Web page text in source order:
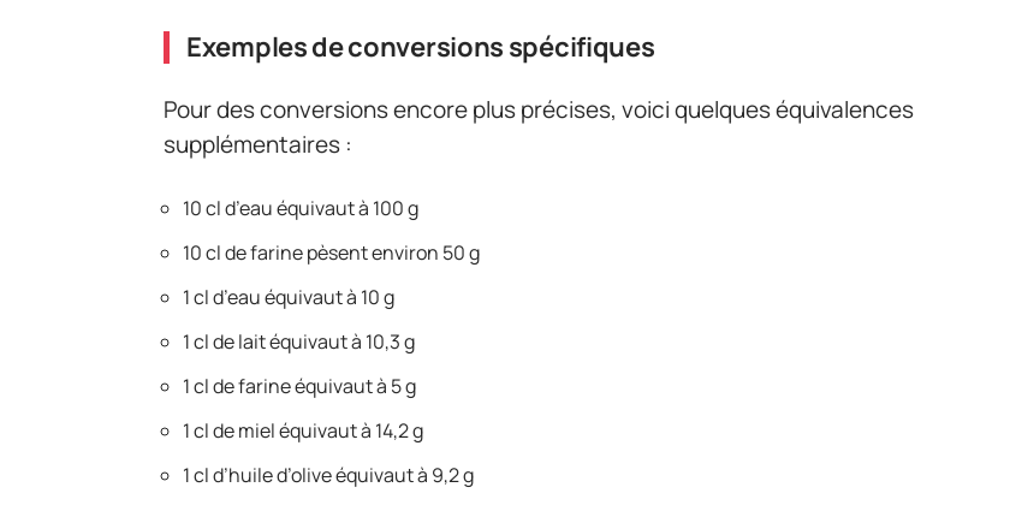
Exemples de conversions spécifiques
Pour des conversions encore plus précises, voici quelques équivalences
supplémentaires :
10 cl d’eau équivaut à 100 g
10 cl de farine pèsent environ 50 g
1 cl d’eau équivaut à 10 g
1 cl de lait équivaut à 10,3 g
1 cl de farine équivaut à 5 g
1 cl de miel équivaut à 14,2 g
1 cl d’huile d’olive équivaut à 9,2 g